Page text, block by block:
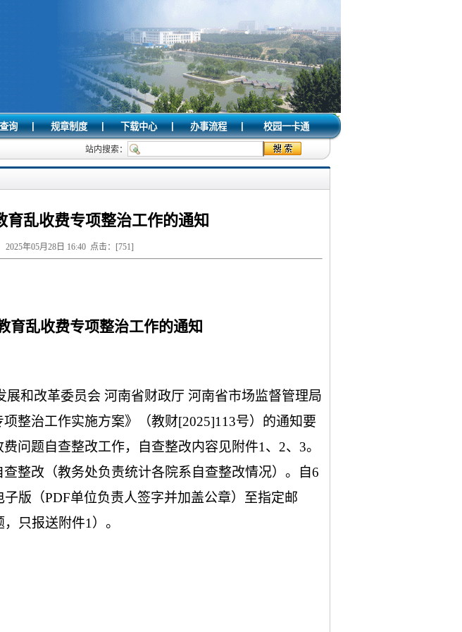
询 | 规章制度 | 下载中心 | 办事流程 | 校园一卡通
站内搜索：
育乱收费专项整治工作的通知
2025年05月28日 16:40 点击：[751]
育乱收费专项整治工作的通知
展和改革委员会 河南省财政厅 河南省市场监督管理局
整治工作实施方案》（教财[2025]113号）的通知要
问题自查整改工作，自查整改内容见附件1、2、3。
整改（教务处负责统计各院系自查整改情况）。自6
版（PDF单位负责人签字并加盖公章）至指定邮
，只报送附件1）。